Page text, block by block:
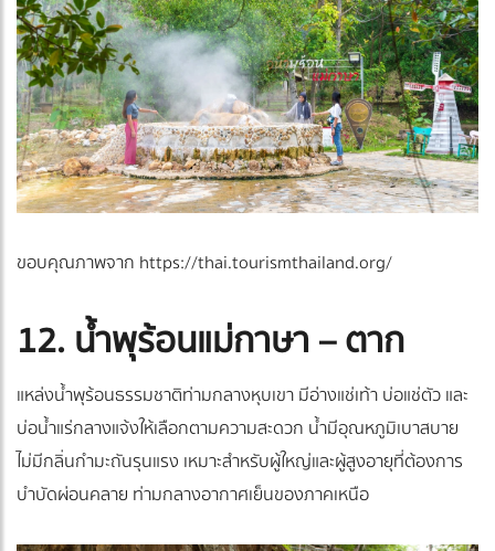
ขอบคุณภาพจาก https://thai.tourismthailand.org/
12. น้ำพุร้อนแม่กาษา – ตาก
แหล่งน้ำพุร้อนธรรมชาติท่ามกลางหุบเขา มีอ่างแช่เท้า บ่อแช่ตัว และ
บ่อน้ำแร่กลางแจ้งให้เลือกตามความสะดวก น้ำมีอุณหภูมิเบาสบาย
ไม่มีกลิ่นกำมะถันรุนแรง เหมาะสำหรับผู้ใหญ่และผู้สูงอายุที่ต้องการ
บำบัดผ่อนคลาย ท่ามกลางอากาศเย็นของภาคเหนือ